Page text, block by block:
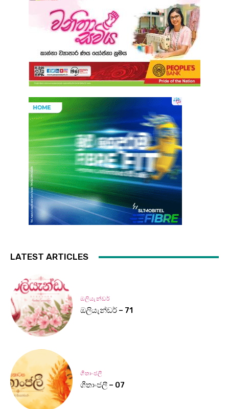
LATEST ARTICLES
ඔලියැන්ඩර්
ඔලියැන්ඩර් – 71
ගීතාංජලී
ගීතාංජලී – 07